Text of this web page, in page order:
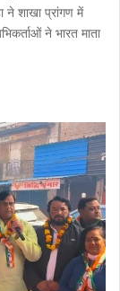
ने शाखा प्रांगण में
ने भारत माता